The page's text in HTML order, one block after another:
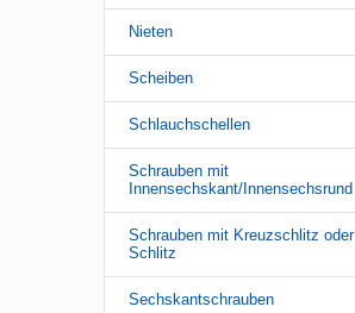
Nieten
Scheiben
Schlauchschellen
Schrauben mit
Innensechskant/Innensechsrund
Schrauben mit Kreuzschlitz oder
Schlitz
Sechskantschrauben